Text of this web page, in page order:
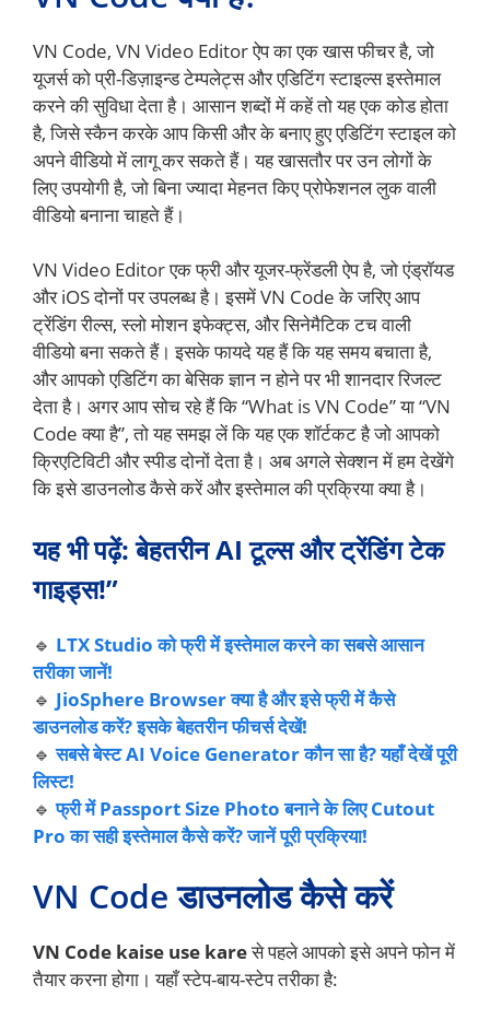
VN Code, VN Video Editor ऐप का एक खास फीचर है, जो
यूजर्स को प्री-डिज़ाइन्ड टेम्पलेट्स और एडिटिंग स्टाइल्स इस्तेमाल
करने की सुविधा देता है। आसान शब्दों में कहें तो यह एक कोड होता
है, जिसे स्कैन करके आप किसी और के बनाए हुए एडिटिंग स्टाइल को
अपने वीडियो में लागू कर सकते हैं। यह खासतौर पर उन लोगों के
लिए उपयोगी है, जो बिना ज्यादा मेहनत किए प्रोफेशनल लुक वाली
वीडियो बनाना चाहते हैं।
VN Video Editor एक फ्री और यूजर-फ्रेंडली ऐप है, जो एंड्रॉयड
और iOS दोनों पर उपलब्ध है। इसमें VN Code के जरिए आप
ट्रेंडिंग रील्स, स्लो मोशन इफेक्ट्स, और सिनेमैटिक टच वाली
वीडियो बना सकते हैं। इसके फायदे यह हैं कि यह समय बचाता है,
और आपको एडिटिंग का बेसिक ज्ञान न होने पर भी शानदार रिजल्ट
देता है। अगर आप सोच रहे हैं कि “What is VN Code” या “VN
Code क्या है”, तो यह समझ लें कि यह एक शॉर्टकट है जो आपको
क्रिएटिविटी और स्पीड दोनों देता है। अब अगले सेक्शन में हम देखेंगे
कि इसे डाउनलोड कैसे करें और इस्तेमाल की प्रक्रिया क्या है।
यह भी पढ़ें: बेहतरीन AI टूल्स और ट्रेंडिंग टेक
गाइड्स!”
🔹 LTX Studio को फ्री में इस्तेमाल करने का सबसे आसान
तरीका जानें!
🔹 JioSphere Browser क्या है और इसे फ्री में कैसे
डाउनलोड करें? इसके बेहतरीन फीचर्स देखें!
🔹सबसे बेस्ट AI Voice Generator कौन सा है? यहाँ देखें पूरी
लिस्ट!
🔹फ्री में Passport Size Photo बनाने के लिए Cutout
Pro का सही इस्तेमाल कैसे करें? जानें पूरी प्रक्रिया!
VN Code डाउनलोड कैसे करें
VN Code kaise use kareसे पहले आपको इसे अपने फोन में
तैयार करना होगा। यहाँ स्टेप-बाय-स्टेप तरीका है: